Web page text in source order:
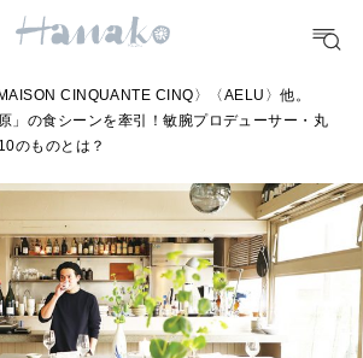
別] Monthly Love Holoscope
り愛のタロットメッセージ
学がわかる今月のあなた
HEALTH
自分にやさしく
LEARN
MAMA
ママもいろいろ
CINQUANTE CINQ〉〈AELU〉他。
」の食シーンを牽引！敏腕プロデューサー・丸
のものとは？